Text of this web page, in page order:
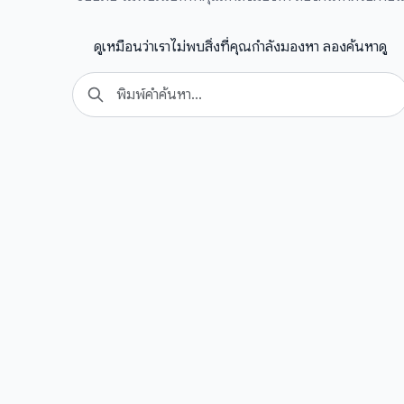
ดูเหมือนว่าเราไม่พบสิ่งที่คุณกำลังมองหา ลองค้นหาดู
Search
for: